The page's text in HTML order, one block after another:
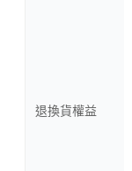
退換貨權益